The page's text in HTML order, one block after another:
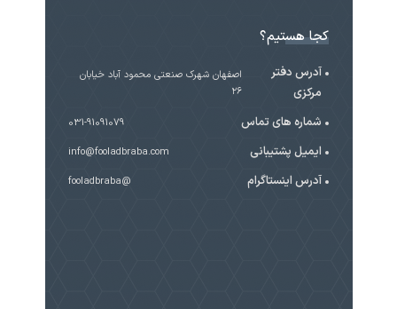
کجا هستیم؟
آدرس دفتر
مرکزی
اصفهان شهرک صنعتی محمود آباد خیابان
۲۶
شماره های تماس 031-91091079
ایمیل پشتیبانی info@fooladbraba.com
آدرس اینستاگرام @fooladbraba